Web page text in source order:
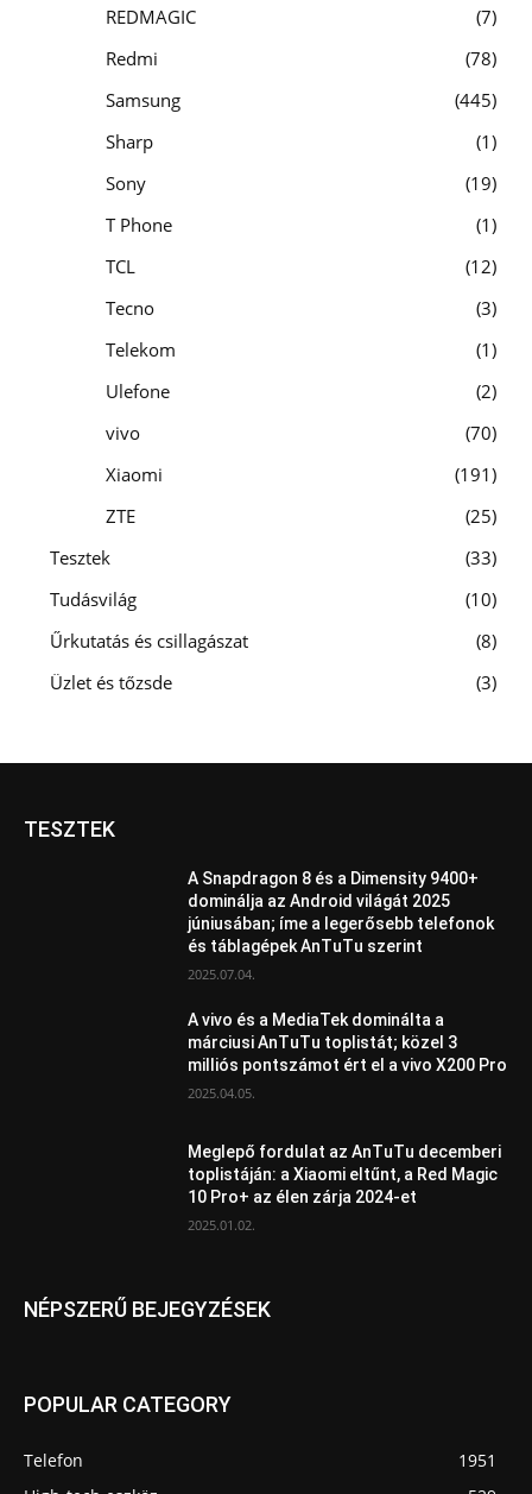
REDMAGIC
7
Redmi
78
Samsung
445
Sharp
1
Sony
19
T Phone
1
TCL
12
Tecno
3
Telekom
1
Ulefone
2
vivo
70
Xiaomi
191
ZTE
25
Tesztek
33
Tudásvilág
10
Űrkutatás és csillagászat
8
Üzlet és tőzsde
3
TESZTEK
A Snapdragon 8 és a Dimensity 9400+
dominálja az Android világát 2025
júniusában; íme a legerősebb telefonok
és táblagépek AnTuTu szerint
2025.07.04.
A vivo és a MediaTek dominálta a
márciusi AnTuTu toplistát; közel 3
milliós pontszámot ért el a vivo X200 Pro
2025.04.05.
Meglepő fordulat az AnTuTu decemberi
toplistáján: a Xiaomi eltűnt, a Red Magic
10 Pro+ az élen zárja 2024-et
2025.01.02.
NÉPSZERŰ BEJEGYZÉSEK
POPULAR CATEGORY
Telefon
1951